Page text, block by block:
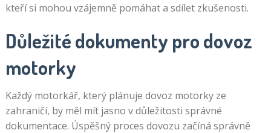
kteří si mohou vzájemně pomáhat a sdílet zkušenosti.
Důležité dokumenty pro dovoz
motorky
Každý motorkář, který plánuje dovoz motorky ze
zahraničí, by měl mít jasno v důležitosti správné
dokumentace. Úspěšný proces dovozu začíná správně